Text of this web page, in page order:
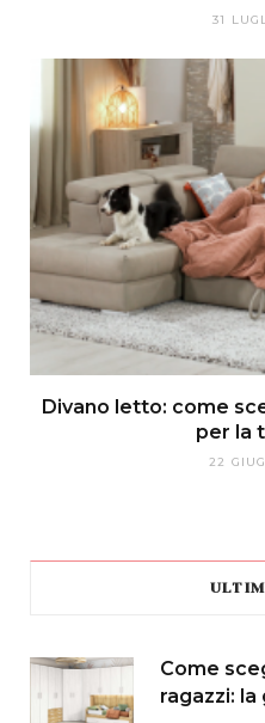
31
Divano letto: come
per la
22
Come
ragazzi: